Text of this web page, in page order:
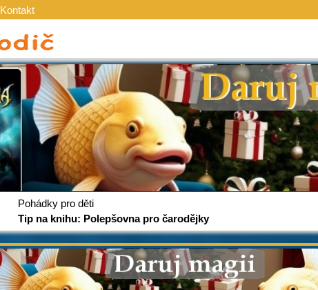
Kontakt
Pohádky pro děti
Tip na knihu: Polepšovna pro čarodějky